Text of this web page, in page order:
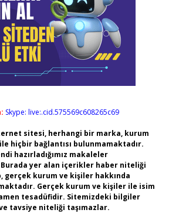
Skype: live:.cid.575569c608265c69
sitesi, herhangi bir marka, kurum
hiçbir bağlantısı bulunmamaktadır.
hazırladığımız makaleler
Burada yer alan içerikler haber niteliği
gerçek kurum ve kişiler hakkında
Gerçek kurum ve kişiler ile isim
tesadüfidir. Sitemizdeki bilgiler
tavsiye niteliği taşımazlar.